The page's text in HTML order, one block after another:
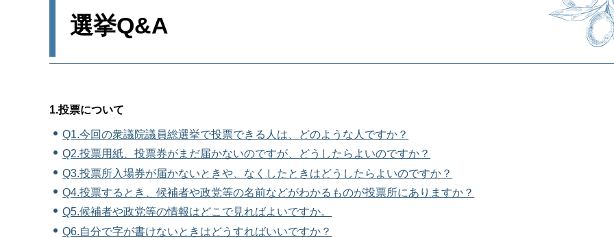
選挙Q&A
1.投票について
Q1.今回の衆議院議員総選挙で投票できる人は、どのような人ですか？
Q2.投票用紙、投票券がまだ届かないのですが、どうしたらよいのですか？
Q3.投票所入場券が届かないときや、なくしたときはどうしたらよいのですか？
Q4.投票するとき、候補者や政党等の名前などがわかるものが投票所にありますか？
Q5.候補者や政党等の情報はどこで見ればよいですか。
Q6.自分で字が書けないときはどうすればいいですか？